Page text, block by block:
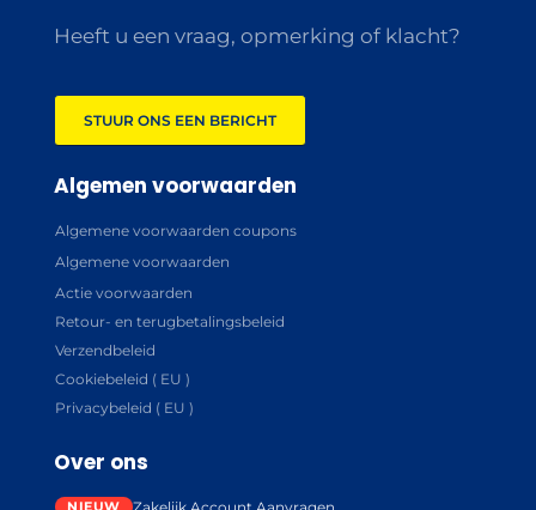
Heeft u een vraag, opmerking of klacht?
STUUR ONS EEN BERICHT
Algemen voorwaarden
Algemene voorwaarden coupons
Algemene voorwaarden
Actie voorwaarden
Retour- en terugbetalingsbeleid
Verzendbeleid
Cookiebeleid ( EU )
Privacybeleid ( EU )
Over ons